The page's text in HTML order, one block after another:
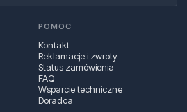
POMOC
Kontakt
Reklamacje i zwroty
Status zamówienia
FAQ
Wsparcie techniczne
Doradca